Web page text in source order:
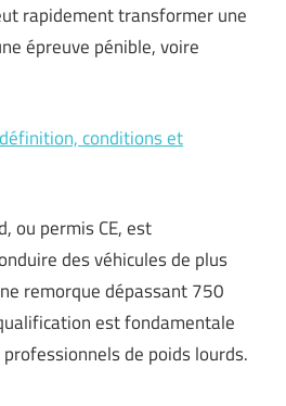
rapidement transformer une
épreuve pénible, voire
conditions et
ou permis CE, est
des véhicules de plus
remorque dépassant 750
est fondamentale
de poids lourds.